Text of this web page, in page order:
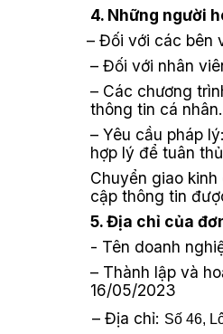
4. Những người
– Đối với các bên
– Đối với nhân
– Các chương
thông tin cá nhân.
– Yêu cầu pháp
hợp lý để tuân
Chuyển giao
cập thông tin
5. Địa chỉ của
- Tên doanh
– Thành lập và
16/05/2023
– Địa chỉ: Số 46,